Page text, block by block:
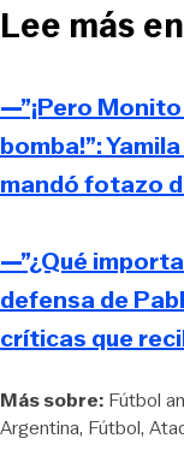
Lee más
—”¡Pero
bomba!”:
mandó fotazo
—”¿Qué
defensa de
críticas que
Más sobre: Fútbol
Argentina Fútbol